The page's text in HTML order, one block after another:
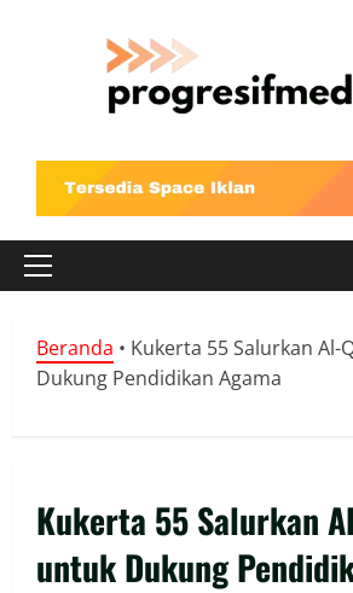
Primary
Beranda • Kukerta 55 Salurkan Al-
Dukung Pendidikan Agama
Kukerta 55 Salurkan
untuk Dukung